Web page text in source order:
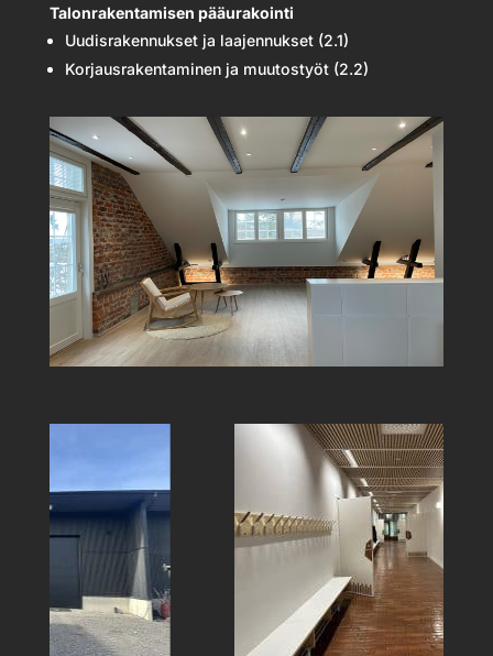
Talonrakentamisen pääurakointi
Uudisrakennukset ja laajennukset (2.1)
Korjausrakentaminen ja muutostyöt (2.2)